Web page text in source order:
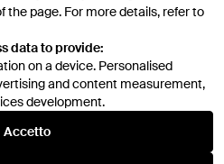
the page. For more details, refer to
data to provide:
on a device. Personalised
and content measurement,
development.
Accetto